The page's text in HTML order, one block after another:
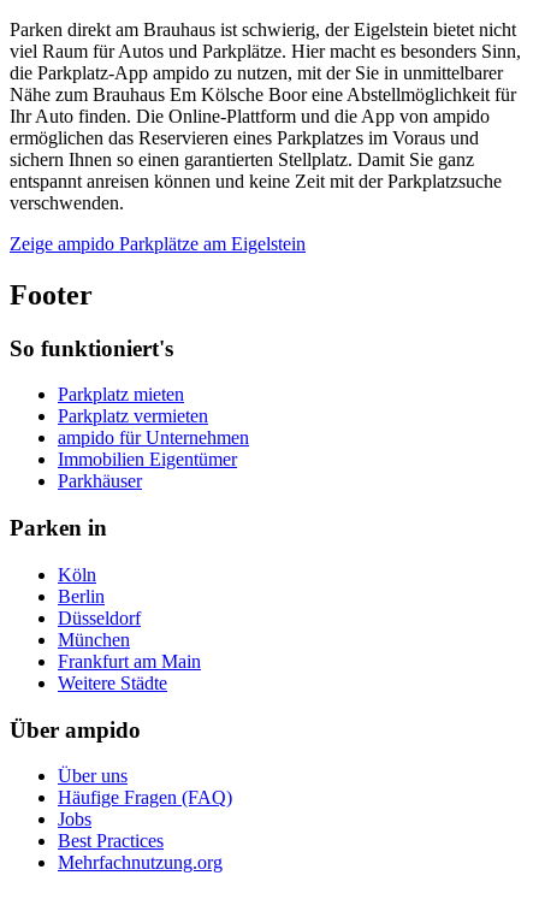
Parken direkt am Brauhaus ist schwierig, der Eigelstein bietet nicht
viel Raum für Autos und Parkplätze. Hier macht es besonders Sinn,
die Parkplatz-App ampido zu nutzen, mit der Sie in unmittelbarer
Nähe zum Brauhaus Em Kölsche Boor eine Abstellmöglichkeit für
Ihr Auto finden. Die Online-Plattform und die App von ampido
ermöglichen das Reservieren eines Parkplatzes im Voraus und
sichern Ihnen so einen garantierten Stellplatz. Damit Sie ganz
entspannt anreisen können und keine Zeit mit der Parkplatzsuche
verschwenden.
Zeige ampido Parkplätze am Eigelstein
Footer
So funktioniert's
Parkplatz mieten
Parkplatz vermieten
ampido für Unternehmen
Immobilien Eigentümer
Parkhäuser
Parken in
Köln
Berlin
Düsseldorf
München
Frankfurt am Main
Weitere Städte
Über ampido
Über uns
Häufige Fragen (FAQ)
Jobs
Best Practices
Mehrfachnutzung.org